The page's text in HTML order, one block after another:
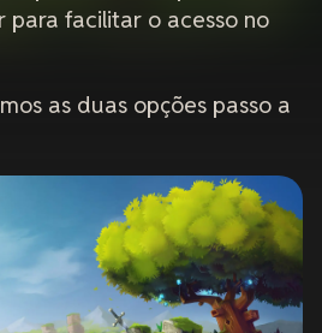
para facilitar o acesso no
as duas opções passo a